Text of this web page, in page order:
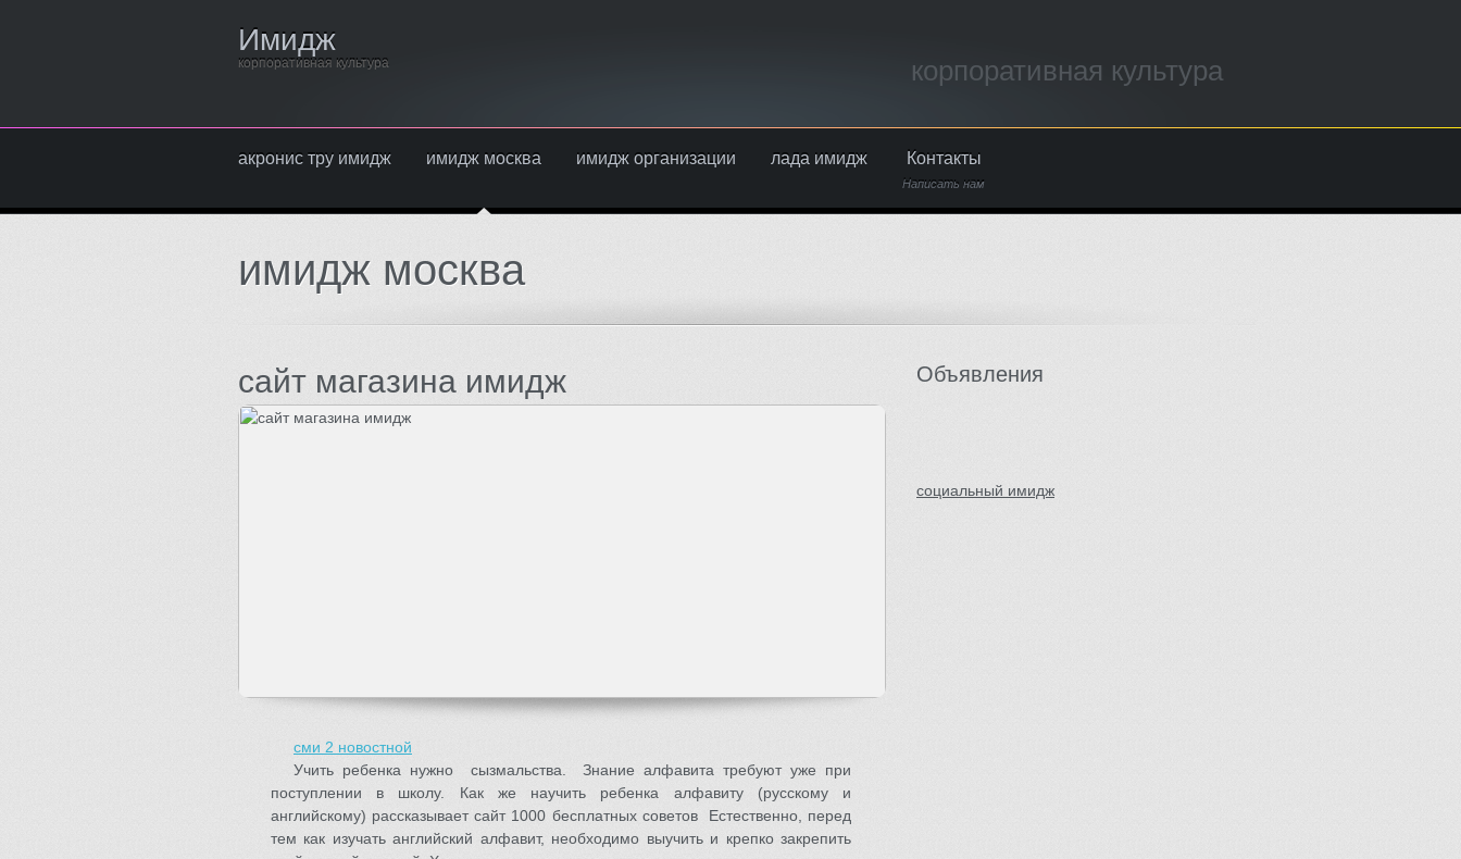
Имидж
корпоративная культура корпоративная культура
акронис тру имидж имидж москва имидж организации лада имидж Контакты
Написать нам
имидж москва
сайт магазина имидж
сми 2 новостной
Учить ребенка нужно сызмальства. Знание алфавита требуют уже при
поступлении в школу. Как же научить ребенка алфавиту (русскому и
английскому) рассказывает сайт 1000 бесплатных советов Естественно, перед
тем как изучать английский алфавит, необходимо выучить и крепко закрепить
Объявления
социальный имидж